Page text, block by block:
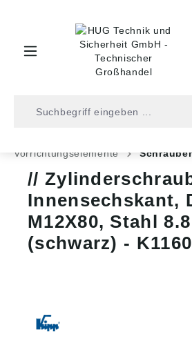
Vorrichtungselemente
Innensechskant,
M12X80, Stahl
(schwarz) -